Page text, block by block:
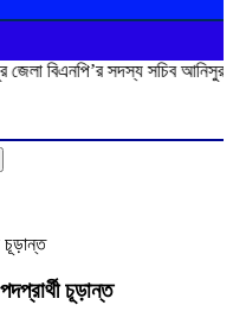
সদস্য সচিব আনিসুর রহমান লাকু
চূড়ান্ত
চূড়ান্ত